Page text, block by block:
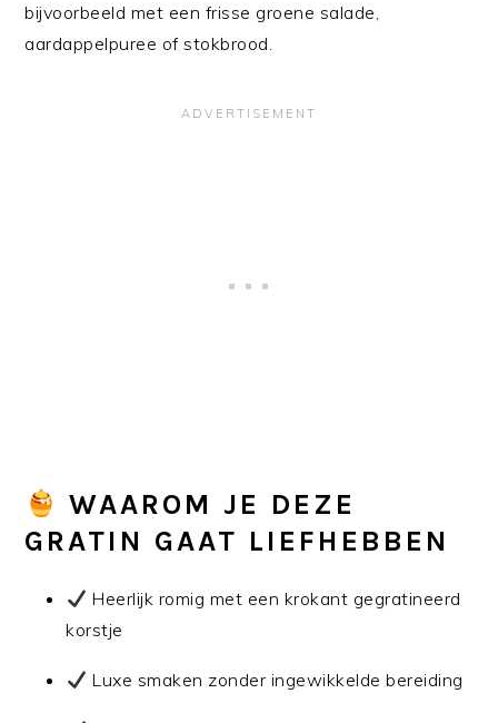
bijvoorbeeld met een frisse groene salade,
aardappelpuree of stokbrood.
WAAROM JE DEZE
GRATIN GAAT LIEFHEBBEN
Heerlijk romig met een krokant gegratineerd
korstje
Luxe smaken zonder ingewikkelde bereiding